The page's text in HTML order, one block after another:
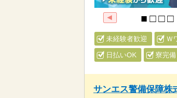
未経験者歓迎 Ｗ
日払いOK 寮完備
サンエス警備保障株